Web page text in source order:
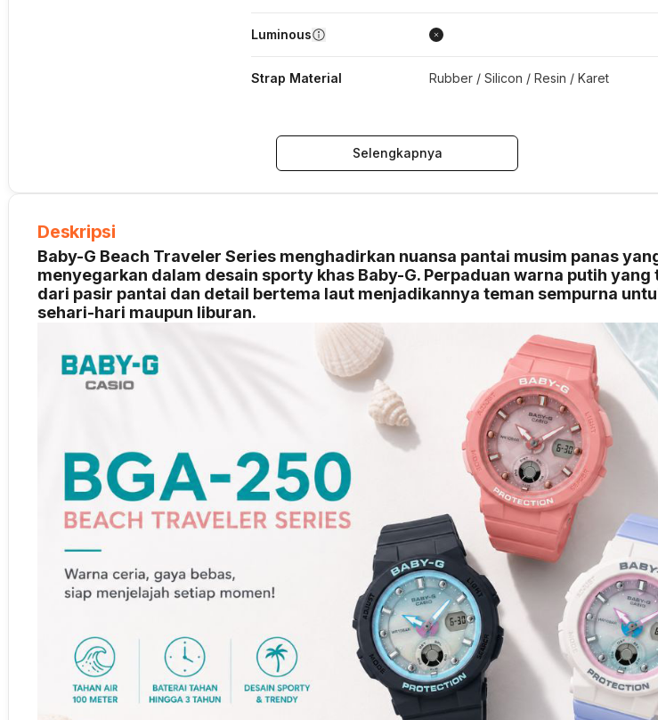
Luminous
Strap Material Rubber / Silicon / Resin / Karet
Selengkapnya
Deskripsi
Baby-G Beach Traveler Series menghadirkan nuansa pantai musim panas
menyegarkan dalam desain sporty khas Baby-G. Perpaduan warna putih
dari pasir pantai dan detail bertema laut menjadikannya teman sempurna
sehari-hari maupun liburan.